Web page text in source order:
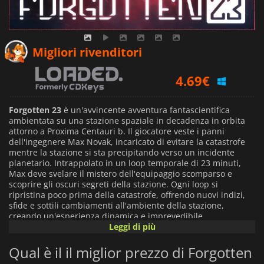
Migliori rivenditori
4.69€
5.29€
Forgotten 23 è un'avvincente avventura fantascientifica
ambientata su una stazione spaziale in decadenza in orbita
attorno a Proxima Centauri b. Il giocatore veste i panni
dell'ingegnere Max Novak, incaricato di evitare la catastrofe
mentre la stazione si sta precipitando verso un incidente
planetario. Intrappolato in un loop temporale di 23 minuti,
Max deve svelare il mistero dell'equipaggio scomparso e
scoprire gli oscuri segreti della stazione. Ogni loop si
ripristina poco prima della catastrofe, offrendo nuovi indizi,
sfide e sottili cambiamenti all'ambiente della stazione,
creando un'esperienza dinamica e imprevedibile.
tensione e profondità emotiva, esplorando le vite, le paure e i
segreti di otto ricercatori scomparsi. Ci si può fidare di Luna,
Leggi di più
Qual è il il miglior prezzo di Forgotten